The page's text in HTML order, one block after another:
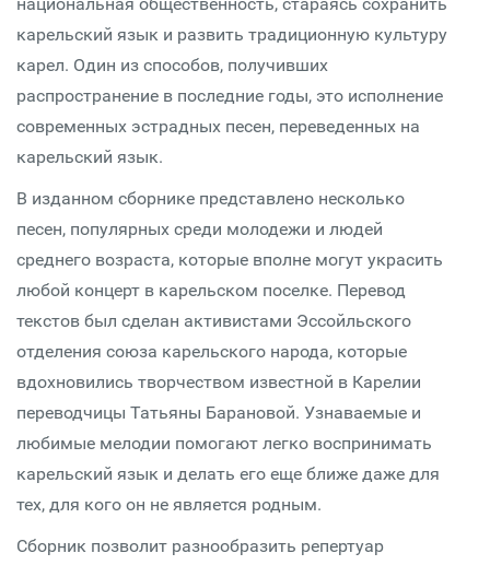
карельский язык и развить традиционную культуру
карел. Один из способов, получивших
распространение в последние годы, это исполнение
современных эстрадных песен, переведенных на
карельский язык.
В изданном сборнике представлено несколько
песен, популярных среди молодежи и людей
среднего возраста, которые вполне могут украсить
любой концерт в карельском поселке. Перевод
текстов был сделан активистами Эссойльского
отделения союза карельского народа, которые
вдохновились творчеством известной в Карелии
переводчицы Татьяны Барановой. Узнаваемые и
любимые мелодии помогают легко воспринимать
карельский язык и делать его еще ближе даже для
тех, для кого он не является родным.
Сборник позволит разнообразить репертуар